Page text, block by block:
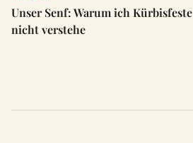
Unser Senf: Warum ich Kürbisfeste
nicht verstehe